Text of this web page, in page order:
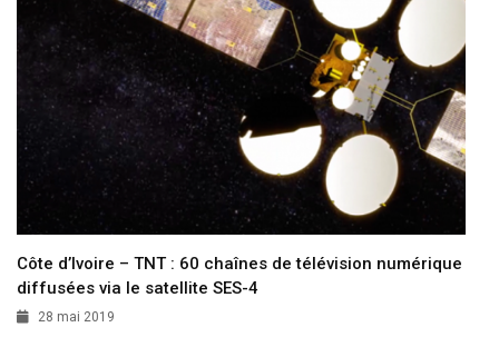
Côte d’Ivoire – TNT : 60 chaînes de télévision numérique
diffusées via le satellite SES-4
28 mai 2019